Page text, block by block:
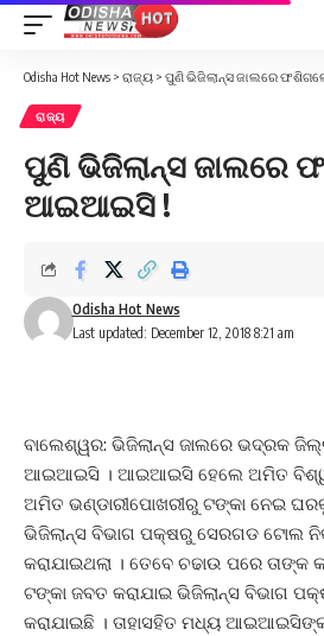
Odisha Hot News > ରାଜ୍ୟ > ପୁଣି ଭିଜିଲାନ୍ସ ଜାଲରେ
ରାଜ୍ୟ
ପୁଣି ଭିଜିଲାନ୍ସ ଜାଲରେ
ଆଇଆଇସି !
Last updated: December 12, 2018 8:21 am
Odisha Hot News
ବାଲେଶ୍ୱର: ଭିଜିଲାନ୍ସ ଜାଲରେ ଭଦ୍ରକ
ଆଇଆଇସି । ଆଇଆଇସି ହେଲେ ଅମିତ
ଅମିତ ଭଣ୍ଡାରୀପୋଖରୀରୁ ଟଙ୍କା ନେଇ
ଭିଜିଲାନ୍ସ ବିଭାଗ ପକ୍ଷରୁ ସେରଗଡ ଟୋଲ
କରାଯାଇଥଲା । ତେବେ ଚଢାଉ ପରେ ତାଙ୍କ
ଟଙ୍କା ଜବତ କରାଯାଇ ଭିଜିଲାନ୍ସ ବିଭାଗ
କରାଯାଇଛି । ତାହାସହିତ ମଧ୍ୟ